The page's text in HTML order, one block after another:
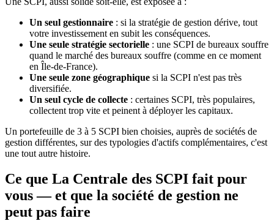
Un seul gestionnaire : si la stratégie de gestion dérive, tout
votre investissement en subit les conséquences.
Une seule stratégie sectorielle : une SCPI de bureaux souffre
quand le marché des bureaux souffre (comme en ce moment
en Île-de-France).
Une seule zone géographique si la SCPI n'est pas très
diversifiée.
Un seul cycle de collecte : certaines SCPI, très populaires,
collectent trop vite et peinent à déployer les capitaux.
Un portefeuille de 3 à 5 SCPI bien choisies, auprès de sociétés de
gestion différentes, sur des typologies d'actifs complémentaires, c'est
une tout autre histoire.
Ce que La Centrale des SCPI fait pour
vous — et que la société de gestion ne
peut pas faire